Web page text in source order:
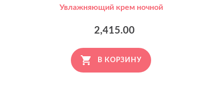
Увлажняющий крем ночной
2,415.00
В КОРЗИНУ